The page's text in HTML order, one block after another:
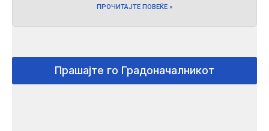
ПРОЧИТАЈТЕ ПОВЕЌЕ »
Прашајте го Градоначалникот